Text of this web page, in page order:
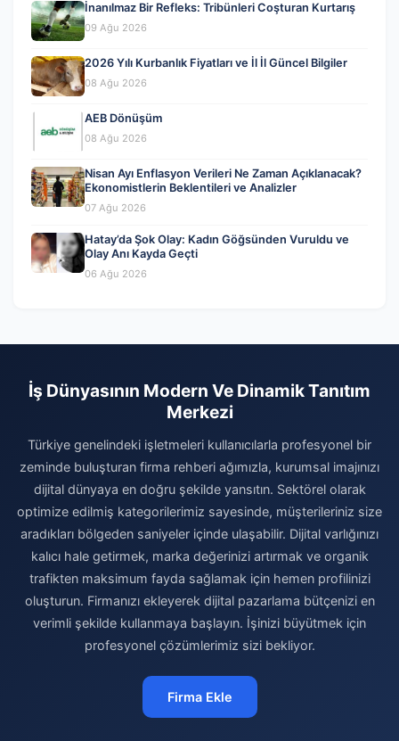
İnanılmaz Bir Refleks: Tribünleri Coşturan Kurtarış
09 Ağu 2026
2026 Yılı Kurbanlık Fiyatları ve İl İl Güncel Bilgiler
08 Ağu 2026
AEB Dönüşüm
08 Ağu 2026
Nisan Ayı Enflasyon Verileri Ne Zaman Açıklanacak?
Ekonomistlerin Beklentileri ve Analizler
07 Ağu 2026
Hatay’da Şok Olay: Kadın Göğsünden Vuruldu ve
Olay Anı Kayda Geçti
06 Ağu 2026
İş Dünyasının Modern Ve Dinamik Tanıtım
Merkezi
Türkiye genelindeki işletmeleri kullanıcılarla profesyonel bir
zeminde buluşturan firma rehberi ağımızla, kurumsal imajınızı
dijital dünyaya en doğru şekilde yansıtın. Sektörel olarak
optimize edilmiş kategorilerimiz sayesinde, müşterileriniz size
aradıkları bölgeden saniyeler içinde ulaşabilir. Dijital varlığınızı
kalıcı hale getirmek, marka değerinizi artırmak ve organik
trafikten maksimum fayda sağlamak için hemen profilinizi
oluşturun. Firmanızı ekleyerek dijital pazarlama bütçenizi en
verimli şekilde kullanmaya başlayın. İşinizi büyütmek için
profesyonel çözümlerimiz sizi bekliyor.
Firma Ekle